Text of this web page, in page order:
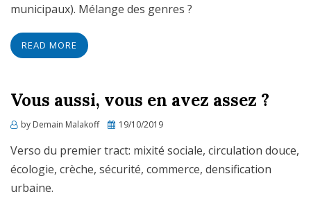
municipaux). Mélange des genres ?
READ MORE
Vous aussi, vous en avez assez ?
by Demain Malakoff
Posted19/10/2019
Verso du premier tract: mixité sociale, circulation douce,
écologie, crèche, sécurité, commerce, densification
urbaine.